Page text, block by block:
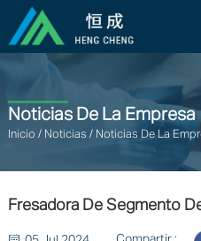
Noticias De La Empresa
Inicio / Noticias / Noticias De La
Fresadora De Segmento